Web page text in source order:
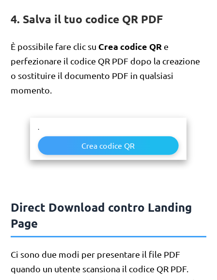
4. Salva il tuo codice QR PDF
È possibile fare clic su Crea codice QR e
perfezionare il codice QR PDF dopo la creazione
o sostituire il documento PDF in qualsiasi
momento.
.
Crea codice QR
Direct Download contro Landing
Page
Ci sono due modi per presentare il file PDF
quando un utente scansiona il codice QR PDF.